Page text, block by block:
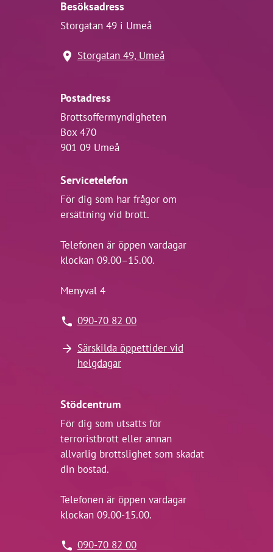
Besöksadress
Storgatan 49 i Umeå
Storgatan 49, Umeå
Postadress
Brottsoffermyndigheten
Box 470
901 09 Umeå
Servicetelefon
För dig som har frågor om
ersättning vid brott.
Telefonen är öppen vardagar
klockan 09.00–15.00.
Menyval 4
090-70 82 00
Särskilda öppettider vid
helgdagar
Stödcentrum
För dig som utsatts för
terroristbrott eller annan
allvarlig brottslighet som skadat
din bostad.
Telefonen är öppen vardagar
klockan 09.00-15.00.
090-70 82 00